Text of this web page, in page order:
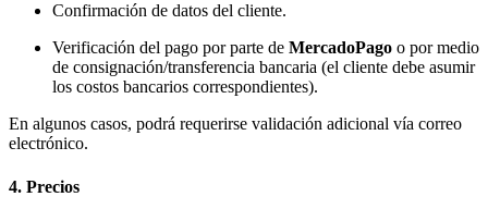
Confirmación de datos del cliente.
Verificación del pago por parte de MercadoPago o por medio
de consignación/transferencia bancaria (el cliente debe asumir
los costos bancarios correspondientes).
En algunos casos, podrá requerirse validación adicional vía correo
electrónico.
4. Precios